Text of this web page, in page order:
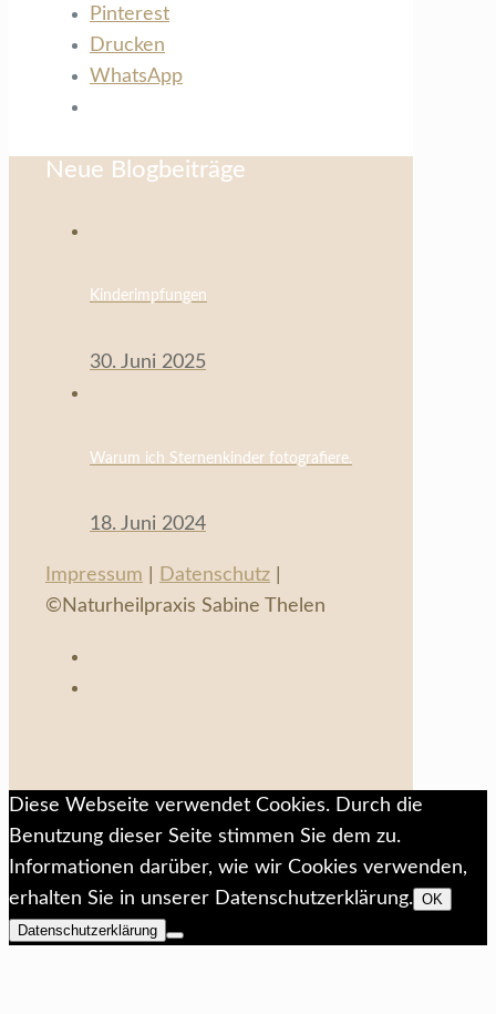
Pinterest
Drucken
WhatsApp
Neue Blogbeiträge
Kinderimpfungen
30. Juni 2025
Warum ich Sternenkinder fotografiere.
18. Juni 2024
Impressum Datenschutz
©Naturheilpraxis Sabine Thelen
Diese Webseite verwendet Cookies. Durch die
Benutzung dieser Seite stimmen Sie dem zu.
Informationen darüber, wie wir Cookies verwenden,
erhalten Sie in unserer Datenschutzerklärung. OK
Datenschutzerklärung